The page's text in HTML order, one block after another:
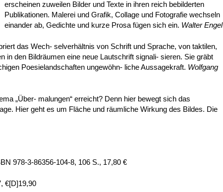
erscheinen zuweilen Bilder und Texte in ihren reich bebilderten
Publikationen. Malerei und Grafik, Collage und Fotografie wechseln
einander ab, Gedichte und kurze Prosa fügen sich ein. Walter Engel
das Wech- selverhältnis von Schrift und Sprache, von taktilen,
in den Bildräumen eine neue Lautschrift signali- sieren. Sie gräbt
Poesielandschaften ungewöhn- liche Aussagekraft. Wolfgang
„Über- malungen“ erreicht? Denn hier bewegt sich das
Hier geht es um Fläche und räumliche Wirkung des Bildes. Die
978-3-86356-104-8, 106 S., 17,80 €
€[D]19,90